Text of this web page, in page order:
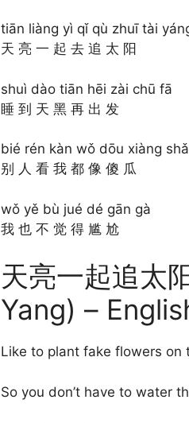
tiān liàng yì qǐ qù zhuī tài
天 亮 一 起 去 追 太 阳
shuì dào tiān hēi zài chū fā
睡 到 天 黑 再 出 发
bié rén kàn wǒ dōu xiàng
别 人 看 我 都 像 傻 瓜
wǒ yě bù jué dé gān gà
我 也 不 觉 得 尴 尬
天亮一起追太
Yang) –
Like to plant fake flowers on
So you don’t have to water